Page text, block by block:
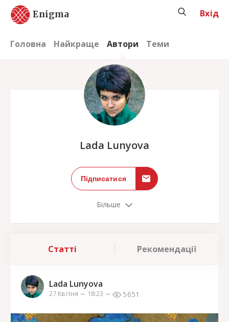
Enigma
Головна Найкраще Автори Теми
Вхід
Lada Lunyova
Підписатися
Більше
Статті Рекомендації
Lada Lunyova
27 Квітня 18:23 5651